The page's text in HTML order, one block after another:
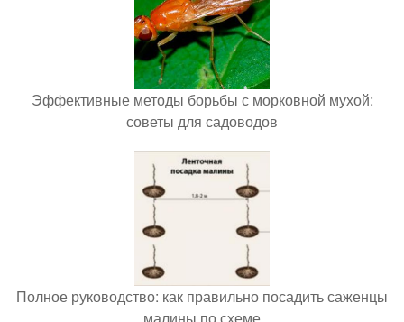
Эффективные методы борьбы с морковной мухой:
советы для садоводов
Полное руководство: как правильно посадить саженцы